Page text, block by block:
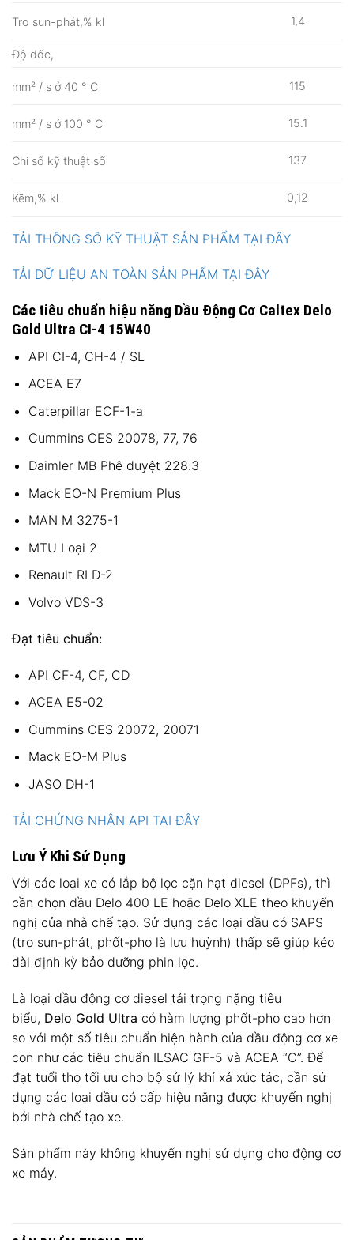
Tro sun-phát,% kl 1,4
Độ dốc,
mm² / s ở 40 ° C 115
mm² / s ở 100 ° C 15.1
Chỉ số kỹ thuật số 137
Kẽm,% kl 0,12
TẢI THÔNG SÔ KỸ THUẬT SẢN PHẨM TẠI ĐÂY
TẢI DỮ LIỆU AN TOÀN SẢN PHẨM TẠI ĐÂY
Các tiêu chuẩn hiệu năng Dầu Động Cơ Caltex Delo
Gold Ultra CI-4 15W40
API CI-4, CH-4 / SL
ACEA E7
Caterpillar ECF-1-a
Cummins CES 20078, 77, 76
Daimler MB Phê duyệt 228.3
Mack EO-N Premium Plus
MAN M 3275-1
MTU Loại 2
Renault RLD-2
Volvo VDS-3
Đạt tiêu chuẩn:
API CF-4, CF, CD
ACEA E5-02
Cummins CES 20072, 20071
Mack EO-M Plus
JASO DH-1
TẢI CHỨNG NHẬN API TẠI ĐÂY
Lưu Ý Khi Sử Dụng
Với các loại xe có lắp bộ lọc cặn hạt diesel (DPFs), thì
cần chọn dầu Delo 400 LE hoặc Delo XLE theo khuyến
nghị của nhà chế tạo. Sử dụng các loại dầu có SAPS
(tro sun-phát, phốt-pho là lưu huỳnh) thấp sẽ giúp kéo
dài định kỳ bảo dưỡng phin lọc.
Là loại dầu động cơ diesel tải trọng nặng tiêu
biểu, Delo Gold Ultra có hàm lượng phốt-pho cao hơn
so với một số tiêu chuẩn hiện hành của dầu động cơ xe
con như các tiêu chuẩn ILSAC GF-5 và ACEA “C”. Để
đạt tuổi thọ tối ưu cho bộ sử lý khí xả xúc tác, cần sử
dụng các loại dầu có cấp hiệu năng được khuyến nghị
bới nhà chế tạo xe.
Sản phẩm này không khuyến nghị sử dụng cho động cơ
xe máy.